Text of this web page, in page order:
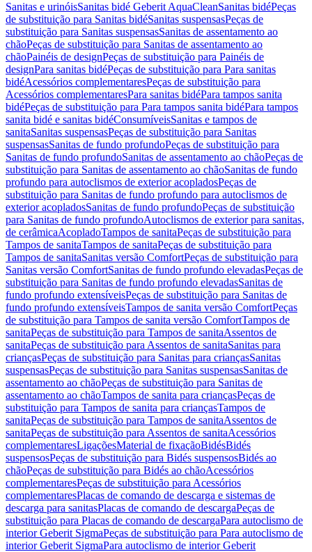
Sanitas e urinóisSanitas bidé Geberit AquaCleanSanitas bidéPeças
de substituição para Sanitas bidéSanitas suspensasPeças de
substituição para Sanitas suspensasSanitas de assentamento ao
chãoPeças de substituição para Sanitas de assentamento ao
chãoPainéis de designPeças de substituição para Painéis de
designPara sanitas bidéPeças de substituição para Para sanitas
bidéAcessórios complementaresPeças de substituição para
Acessórios complementaresPara sanitas bidéPara tampos sanita
bidéPeças de substituição para Para tampos sanita bidéPara tampos
sanita bidé e sanitas bidéConsumíveisSanitas e tampos de
sanitaSanitas suspensasPeças de substituição para Sanitas
suspensasSanitas de fundo profundoPeças de substituição para
Sanitas de fundo profundoSanitas de assentamento ao chãoPeças de
substituição para Sanitas de assentamento ao chãoSanitas de fundo
profundo para autoclismos de exterior acopladosPeças de
substituição para Sanitas de fundo profundo para autoclismos de
exterior acopladosSanitas de fundo profundoPeças de substituição
para Sanitas de fundo profundoAutoclismos de exterior para sanitas,
de cerâmicaAcopladoTampos de sanitaPeças de substituição para
Tampos de sanitaTampos de sanitaPeças de substituição para
Tampos de sanitaSanitas versão ComfortPeças de substituição para
Sanitas versão ComfortSanitas de fundo profundo elevadasPeças de
substituição para Sanitas de fundo profundo elevadasSanitas de
fundo profundo extensíveisPeças de substituição para Sanitas de
fundo profundo extensíveisTampos de sanita versão ComfortPeças
de substituição para Tampos de sanita versão ComfortTampos de
sanitaPeças de substituição para Tampos de sanitaAssentos de
sanitaPeças de substituição para Assentos de sanitaSanitas para
criançasPeças de substituição para Sanitas para criançasSanitas
suspensasPeças de substituição para Sanitas suspensasSanitas de
assentamento ao chãoPeças de substituição para Sanitas de
assentamento ao chãoTampos de sanita para criançasPeças de
substituição para Tampos de sanita para criançasTampos de
sanitaPeças de substituição para Tampos de sanitaAssentos de
sanitaPeças de substituição para Assentos de sanitaAcessórios
complementaresLigaçõesMaterial de fixaçãoBidésBidés
suspensosPeças de substituição para Bidés suspensosBidés ao
chãoPeças de substituição para Bidés ao chãoAcessórios
complementaresPeças de substituição para Acessórios
complementaresPlacas de comando de descarga e sistemas de
descarga para sanitasPlacas de comando de descargaPeças de
substituição para Placas de comando de descargaPara autoclismo de
interior Geberit SigmaPeças de substituição para Para autoclismo de
interior Geberit SigmaPara autoclismo de interior Geberit